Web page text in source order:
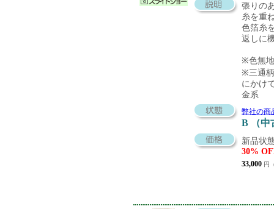
張りの
糸を重
色箔糸
返しに
※色無
※三通
にかけ
金系
弊社の商
B （中
新品状
30%
33,000 円